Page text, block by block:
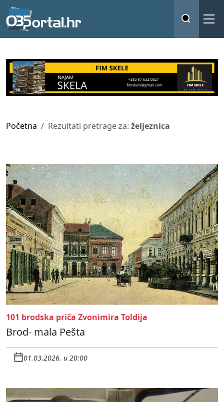
Početna Rezultati pretrage za: željeznica
101 brodska priča Zvonimira Toldija
Brod- mala Pešta
01.03.2026. u 20:00